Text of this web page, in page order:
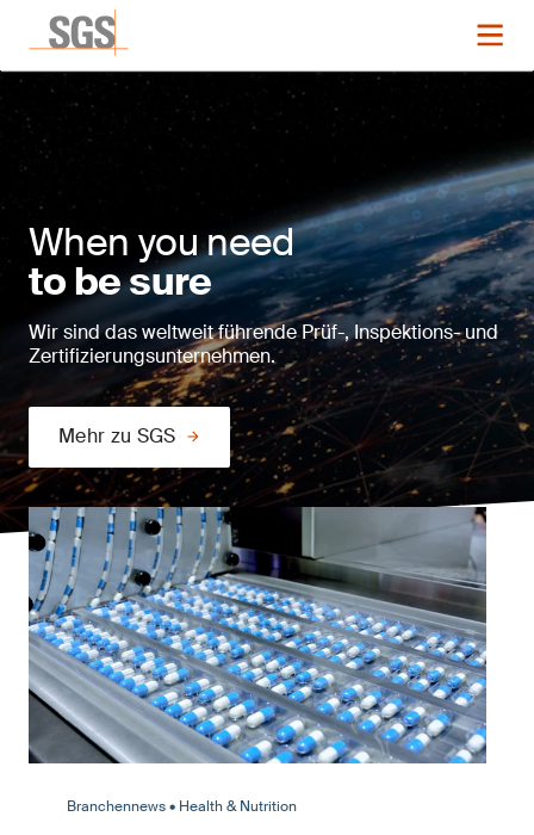
When you need
to be sure
Wir sind das weltweit führende Prüf-, Inspektions- und
Zertifizierungsunternehmen.
Mehr zu SGS
Branchennews • Health & Nutrition